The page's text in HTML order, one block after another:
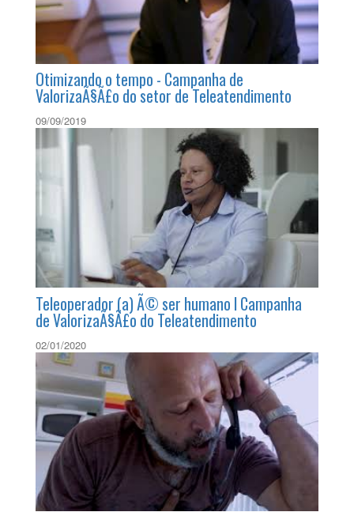
19/05/2022
Otimizando o tempo - Campanha de
ValorizaÃ§Ã£o do setor de Teleatendimento
09/09/2019
Teleoperador (a) Ã© ser humano l Campanha
de ValorizaÃ§Ã£o do Teleatendimento
02/01/2020